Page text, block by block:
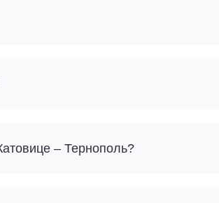
багажа можно взять с собой на рейс Катовице – Тернополь?